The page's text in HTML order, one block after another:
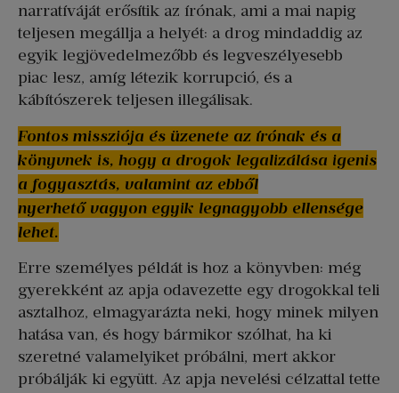
narratíváját erősítik az írónak, ami a mai napig
teljesen megállja a helyét: a drog mindaddig az
egyik legjövedelmezőbb és legveszélyesebb
piac lesz, amíg létezik korrupció, és a
kábítószerek teljesen illegálisak.
Fontos missziója és üzenete az írónak és a
könyvnek is, hogy a drogok legalizálása igenis
a fogyasztás, valamint az ebből
nyerhető vagyon egyik legnagyobb ellensége
lehet.
Erre személyes példát is hoz a könyvben: még
gyerekként az apja odavezette egy drogokkal teli
asztalhoz, elmagyarázta neki, hogy minek milyen
hatása van, és hogy bármikor szólhat, ha ki
szeretné valamelyiket próbálni, mert akkor
próbálják ki együtt. Az apja nevelési célzattal tette